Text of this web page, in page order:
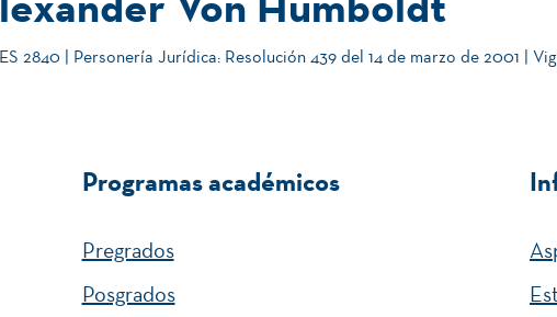
2840 | Personería Jurídica: Resolución 439 del 14 de marzo de 2001 |
Programas académicos
Pregrados
Posgrados